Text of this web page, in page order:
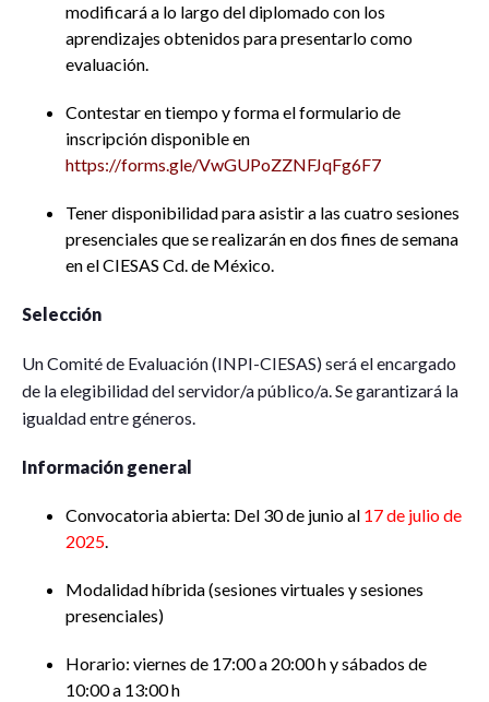
modificará a lo largo del diplomado con los
aprendizajes obtenidos para presentarlo como
evaluación.
Contestar en tiempo y forma el formulario de
inscripción disponible en
https://forms.gle/VwGUPoZZNFJqFg6F7
Tener disponibilidad para asistir a las cuatro sesiones
presenciales que se realizarán en dos fines de semana
en el CIESAS Cd. de México.
Selección
Un Comité de Evaluación (INPI-CIESAS) será el encargado
de la elegibilidad del servidor/a público/a. Se garantizará la
igualdad entre géneros.
Información general
Convocatoria abierta: Del 30 de junio al 17 de julio de
2025.
Modalidad híbrida (sesiones virtuales y sesiones
presenciales)
Horario: viernes de 17:00 a 20:00 h y sábados de
10:00 a 13:00 h